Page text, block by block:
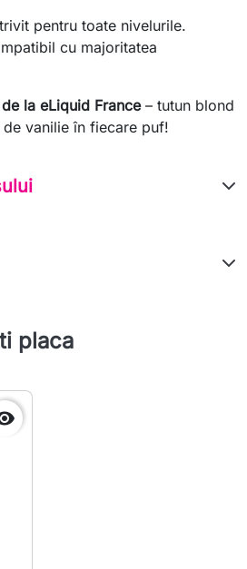
pentru toate nivelurile.
cu majoritatea
la eLiquid France– tutun blond
vanilie în fiecare puf!
placa